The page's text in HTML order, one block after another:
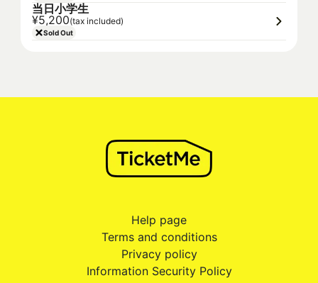
当日小学生
¥5,200(tax included)
Sold Out
Help page
Terms and conditions
Privacy policy
Information Security Policy